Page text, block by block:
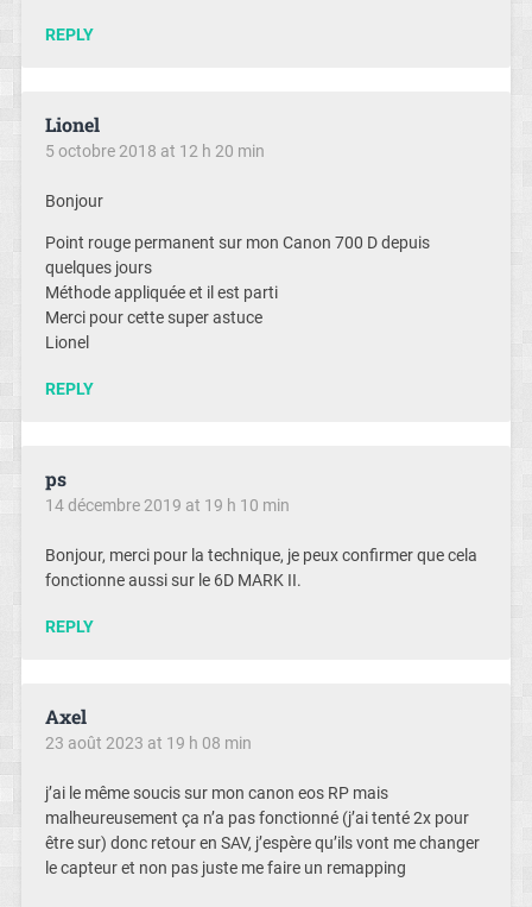
REPLY
Lionel
5 octobre 2018 at 12 h 20 min
Bonjour
Point rouge permanent sur mon Canon 700 D depuis
quelques jours
Méthode appliquée et il est parti
Merci pour cette super astuce
Lionel
REPLY
ps
14 décembre 2019 at 19 h 10 min
Bonjour, merci pour la technique, je peux confirmer que cela
fonctionne aussi sur le 6D MARK II.
REPLY
Axel
23 août 2023 at 19 h 08 min
j’ai le même soucis sur mon canon eos RP mais
malheureusement ça n’a pas fonctionné (j’ai tenté 2x pour
être sur) donc retour en SAV, j’espère qu’ils vont me changer
le capteur et non pas juste me faire un remapping